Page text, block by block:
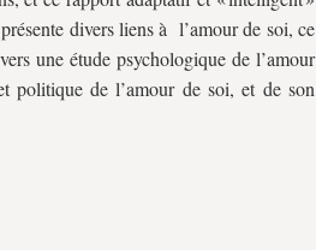
divers liens à l’amour de soi, ce
une étude psychologique de l’amour
politique de l’amour de soi, et de son